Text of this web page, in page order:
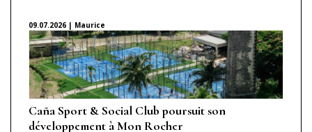
09.07.2026 | Maurice
Caña Sport & Social Club poursuit son
développement à Mon Rocher